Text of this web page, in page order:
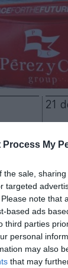
Process My
the sale,
targeted
note that
based ads
third parties
personal
may also
that may
21
suma
con el
parte del
será la
de